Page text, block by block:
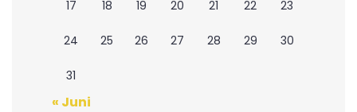
17 18 19 20 21 22 23
24 25 26 27 28 29 30
31
« Juni